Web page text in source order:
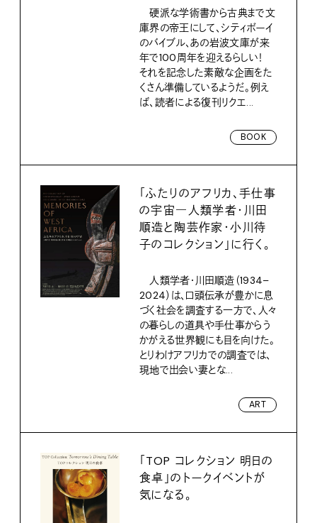
硬派な学術書から古典まで文
庫界の帝王にして、シティボーイ
のバイブル、あの岩波文庫が来
年で100周年を迎えるらしい！
それを記念した素敵な企画をた
くさん準備しているようだ。例え
ば、読者による復刊リクエ...
BOOK
「ふたりのアフリカ、手仕事
の宇宙―人類学者・川田
順造と陶芸作家・小川待
子のコレクション」に行く。
人類学者・川田順造（1934–
2024）は、口頭伝承が豊かに息
づく社会を調査する一方で、人々
の暮らしの道具や手仕事からう
かがえる世界観にも目を向けた。
とりわけアフリカでの調査では、
現地で出会い妻とな...
ART
「TOP コレクション 明日の
食卓」のトークイベントが
気になる。